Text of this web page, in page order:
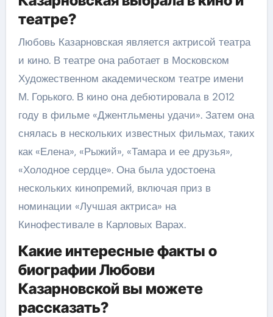
театре?
Любовь Казарновская является актрисой театра
и кино. В театре она работает в Московском
Художественном академическом театре имени
М. Горького. В кино она дебютировала в 2012
году в фильме «Джентльмены удачи». Затем она
снялась в нескольких известных фильмах, таких
как «Елена», «Рыжий», «Тамара и ее друзья»,
«Холодное сердце». Она была удостоена
нескольких кинопремий, включая приз в
номинации «Лучшая актриса» на
Кинофестивале в Карловых Варах.
Какие интересные факты о
биографии Любови
Казарновской вы можете
рассказать?